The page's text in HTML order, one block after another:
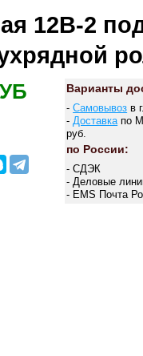
12B-2
Варианты
-Самовывоз в
- Доставка по
руб.
по России:
- СДЭК
- Деловые
- EMS Почта